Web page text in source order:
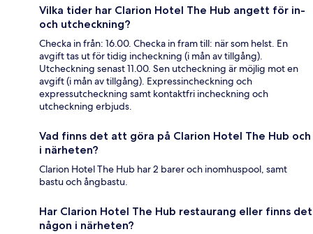
Vilka tider har Clarion Hotel The Hub angett för in-
och utcheckning?
Checka in från: 16.00. Checka in fram till: när som helst. En
avgift tas ut för tidig incheckning (i mån av tillgång).
Utcheckning senast 11.00. Sen utcheckning är möjlig mot en
avgift (i mån av tillgång). Expressincheckning och
expressutcheckning samt kontaktfri incheckning och
utcheckning erbjuds.
Vad finns det att göra på Clarion Hotel The Hub och
i närheten?
Clarion Hotel The Hub har 2 barer och inomhuspool, samt
bastu och ångbastu.
Har Clarion Hotel The Hub restaurang eller finns det
någon i närheten?